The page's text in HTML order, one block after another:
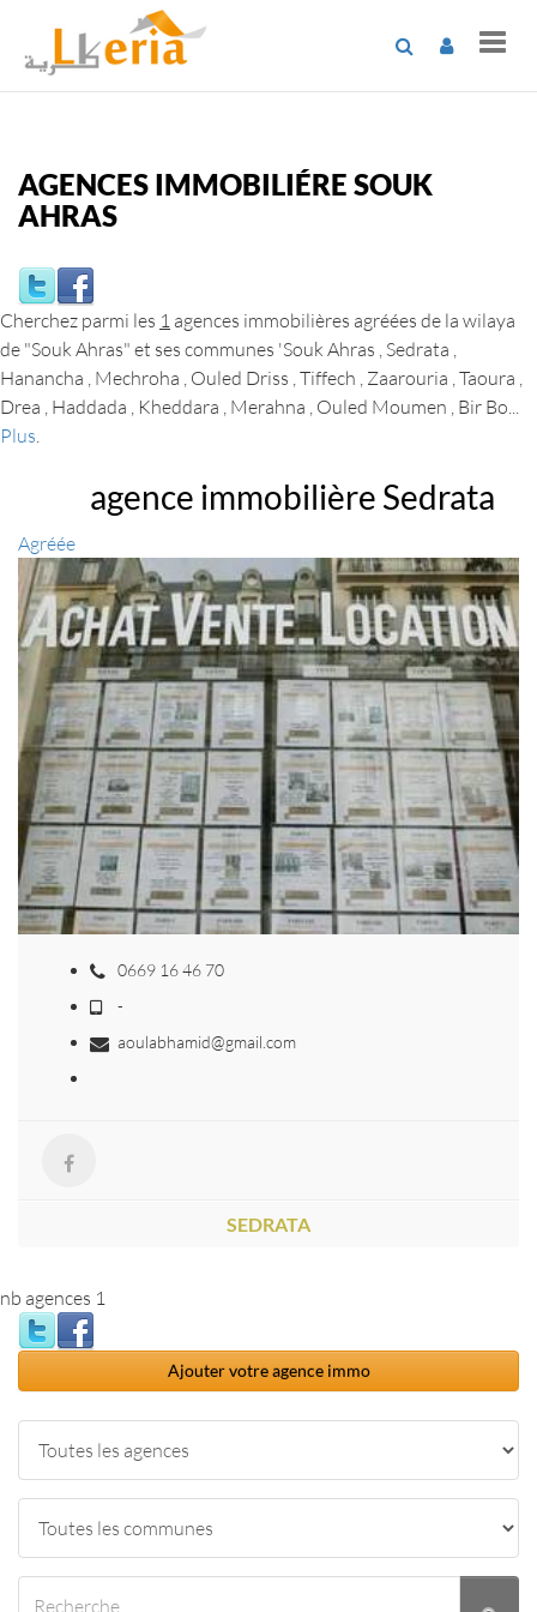
AGENCES IMMOBILIÉRE SOUK
AHRAS
Cherchez parmi les 1 agences immobilières agréées de la wilaya
de "Souk Ahras" et ses communes 'Souk Ahras , Sedrata ,
Hanancha , Mechroha , Ouled Driss , Tiffech , Zaarouria , Taoura ,
Drea , Haddada , Kheddara , Merahna , Ouled Moumen , Bir Bo...
Plus.
agence immobilière Sedrata
Agréée
0669 16 46 70
-
aoulabhamid@gmail.com
SEDRATA
nb agences 1
Ajouter votre agence immo